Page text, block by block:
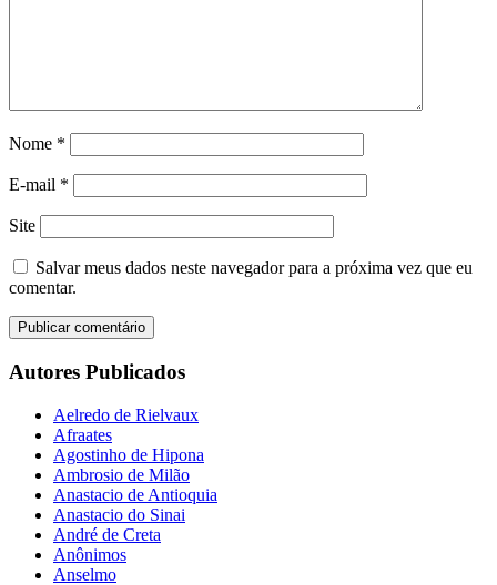
Nome *
E-mail *
Site
Salvar meus dados neste navegador para a próxima vez que eu
comentar.
Autores Publicados
Aelredo de Rielvaux
Afraates
Agostinho de Hipona
Ambrosio de Milão
Anastacio de Antioquia
Anastacio do Sinai
André de Creta
Anônimos
Anselmo